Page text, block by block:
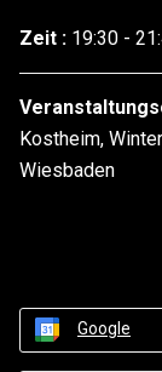
Zeit : 19:30 -
Kostheim,
Wiesbaden
Google